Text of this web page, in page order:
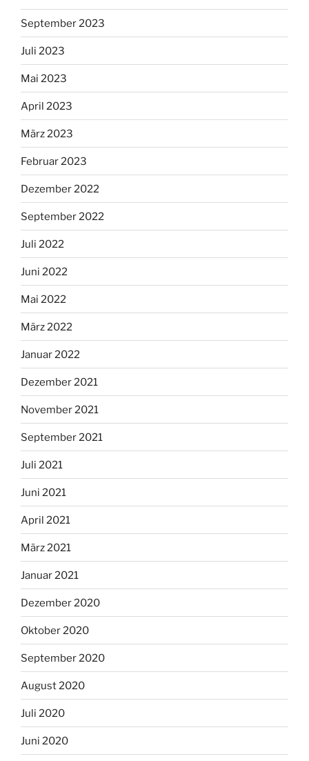
September 2023
Juli 2023
Mai 2023
April 2023
März 2023
Februar 2023
Dezember 2022
September 2022
Juli 2022
Juni 2022
Mai 2022
März 2022
Januar 2022
Dezember 2021
November 2021
September 2021
Juli 2021
Juni 2021
April 2021
März 2021
Januar 2021
Dezember 2020
Oktober 2020
September 2020
August 2020
Juli 2020
Juni 2020